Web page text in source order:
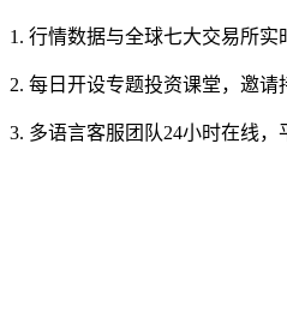
1. 行情数据与全球七大交易所
2. 每日开设专题投资课堂，邀
3. 多语言客服团队24小时在线，